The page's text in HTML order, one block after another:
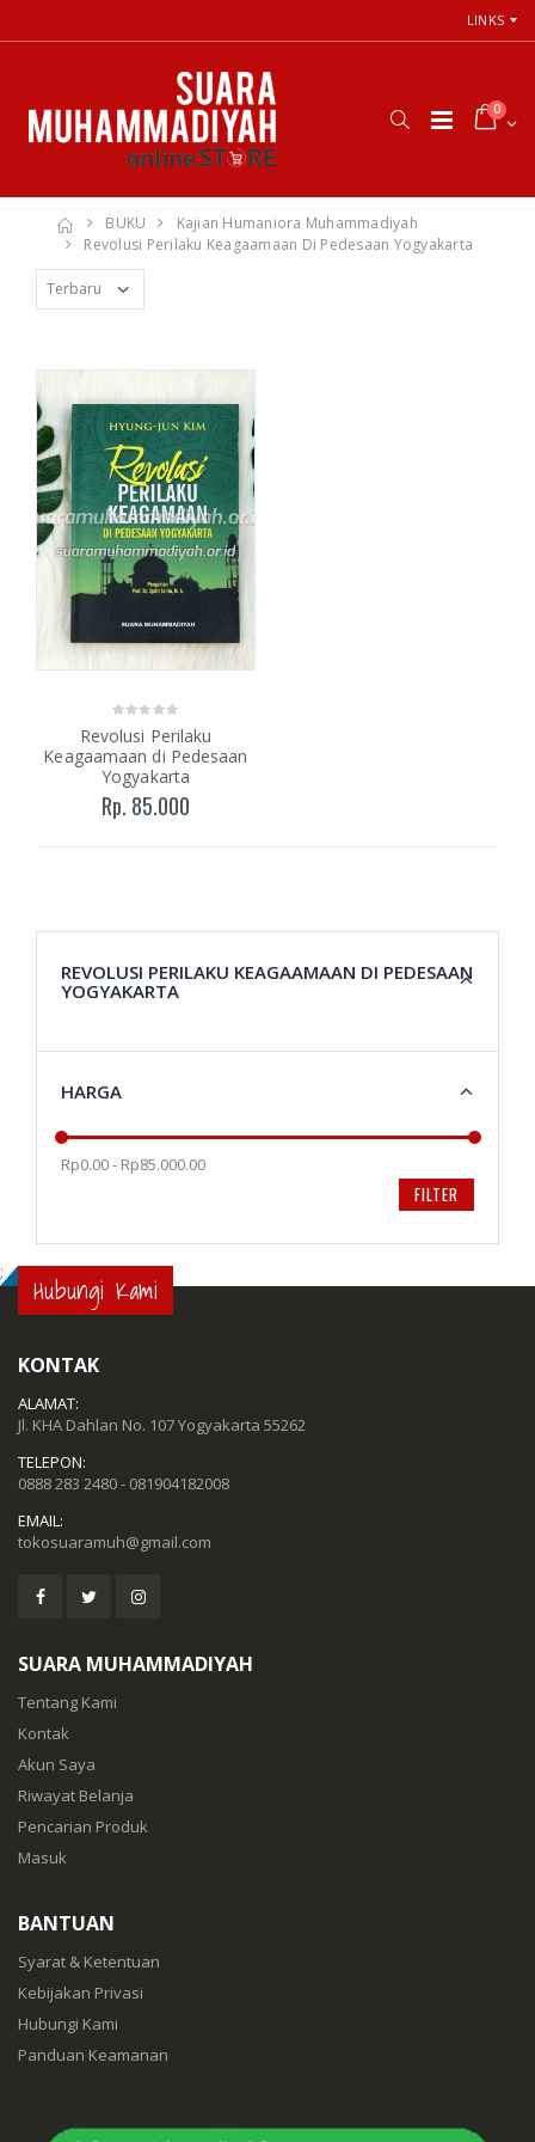
LINKS
0
BUKU
Kajian Humaniora Muhammadiyah
Revolusi Perilaku Keagaamaan Di Pedesaan Yogyakarta
Revolusi Perilaku
Keagaamaan di Pedesaan
Yogyakarta
Rp. 85.000
REVOLUSI PERILAKU KEAGAAMAAN DI PEDESAAN
YOGYAKARTA
HARGA
Rp0.00 - Rp85.000.00
FILTER
; Hubungi Kami
KONTAK
ALAMAT:
Jl. KHA Dahlan No. 107 Yogyakarta 55262
TELEPON:
0888 283 2480 - 081904182008
EMAIL:
tokosuaramuh@gmail.com
SUARA MUHAMMADIYAH
Tentang Kami
Kontak
Akun Saya
Riwayat Belanja
Pencarian Produk
Masuk
BANTUAN
Syarat & Ketentuan
Kebijakan Privasi
Hubungi Kami
Panduan Keamanan